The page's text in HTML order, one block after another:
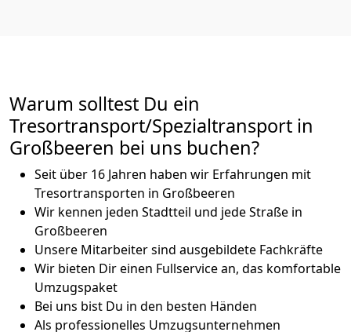
Warum solltest Du ein
Tresortransport/Spezialtransport in
Großbeeren bei uns buchen?
Seit über 16 Jahren haben wir Erfahrungen mit
Tresortransporten in Großbeeren
Wir kennen jeden Stadtteil und jede Straße in
Großbeeren
Unsere Mitarbeiter sind ausgebildete Fachkräfte
Wir bieten Dir einen Fullservice an, das komfortable
Umzugspaket
Bei uns bist Du in den besten Händen
Als professionelles Umzugsunternehmen